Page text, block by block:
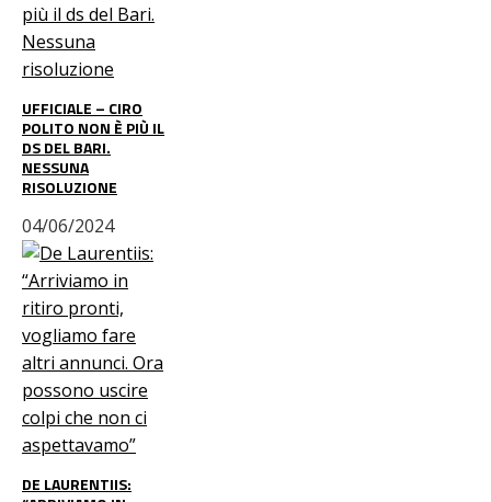
UFFICIALE – CIRO
POLITO NON È PIÙ IL
DS DEL BARI.
NESSUNA
RISOLUZIONE
04/06/2024
DE LAURENTIIS: